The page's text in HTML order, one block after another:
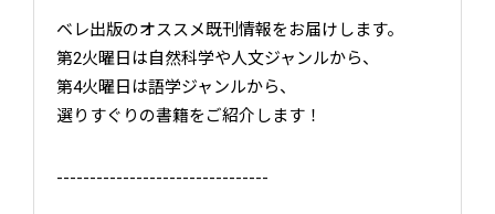
ベレ出版のオススメ既刊情報をお届けします。
第2火曜日は自然科学や人文ジャンルから、
第4火曜日は語学ジャンルから、
選りすぐりの書籍をご紹介します！
--------------------------------